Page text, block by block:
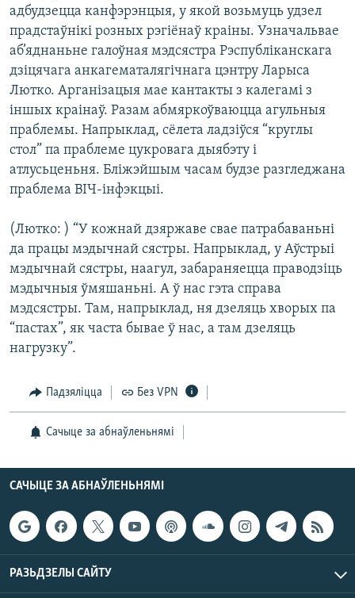
адбудзецца канфэрэнцыя, у якой возьмуць удзел
прадстаўнікі розных рэгіёнаў краіны. Узначальвае
аб’яднаньне галоўная мэдсястра Рэспубліканскага
дзіцячага анкагематалягічнага цэнтру Ларыса
Лютко. Арганізацыя мае кантакты з калегамі з
іншых краінаў. Разам абмяркоўваюцца агульныя
праблемы. Напрыклад, сёлета ладзіўся “круглы
стол” па праблеме цукровага дыябэту і
атлусьценьня. Бліжэйшым часам будзе разгледжана
праблема ВІЧ-інфэкцыі.
(Лютко: ) “У кожнай дзяржаве свае патрабаваньні
да працы мэдычнай сястры. Напрыклад, у Аўстрыі
мэдычнай сястры, наагул, забараняецца праводзіць
мэдычныя ўмяшаньні. А ў нас гэта справа
мэдсястры. Там, напрыклад, ня дзеляць хворых па
“пастах”, як часта бывае ў нас, а там дзеляць
нагрузку”.
Падзяліцца Без VPN
Сачыце за абнаўленьнямі
САЧЫЦЕ ЗА АБНАЎЛЕНЬНЯМІ
РАЗЬДЗЕЛЫ САЙТУ